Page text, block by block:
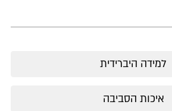
למידה היברידית
איכות הסביבה